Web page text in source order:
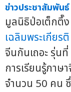
ข่าวประชาสัมพันธ์
มูลนิธิป่อเต็กตึ๊
เฉลิมพระเกียรติ
จีนกันเถอะ รุ่น
การเรียนรู้ภาษ
จำนวน 50 คน